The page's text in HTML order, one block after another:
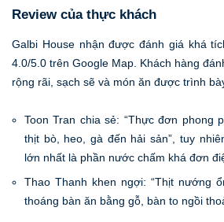
Review của thực khách
Galbi House nhận được đánh giá khá
4.0/5.0 trên Google Map. Khách hàng
rộng rãi, sạch sẽ và món ăn được trình
Toon Tran chia sẻ: “Thực đơn phong
thịt bò, heo, gà đến hải sản”, tuy
lớn nhất là phần nước chấm khá đơn
Thao Thanh khen ngợi: “Thịt nướng
thoáng bàn ăn bằng gỗ, bàn to ngồi